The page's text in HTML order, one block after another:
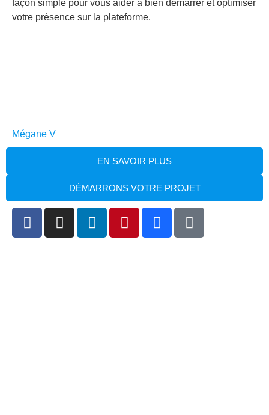
façon simple pour vous aider à bien démarrer et optimiser
votre présence sur la plateforme.
Mégane V
EN SAVOIR PLUS
DÉMARRONS VOTRE PROJET